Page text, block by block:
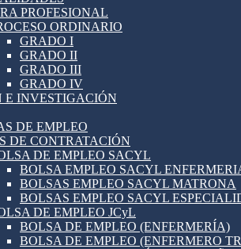
PROFESIONAL
ORDINARIO
GRADO I
GRADO II
GRADO III
GRADO IV
E INVESTIGACIÓN
DE EMPLEO
DE CONTRATACIÓN
DE EMPLEO SACYL
BOLSA EMPLEO SACYL
BOLSAS EMPLEO SACYL MATRONA
BOLSAS EMPLEO SACYL
DE EMPLEO JCyL
BOLSA DE EMPLEO (ENFERMERÍA)
BOLSA DE EMPLEO (ENFERMERO